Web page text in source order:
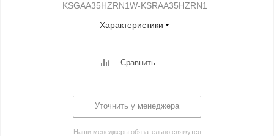
KSGAA35HZRN1W-KSRAA35HZRN1
Характеристики
Сравнить
Уточнить у менеджера
Наши менеджеры обязательно свяжутся